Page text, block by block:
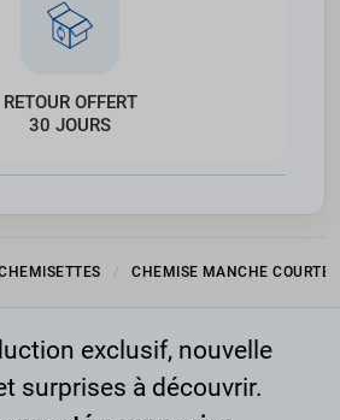
RETOUR OFFERT
30 JOURS
CHEMISE MANCHE COURTE
exclusif, nouvelle
surprises à découvrir.